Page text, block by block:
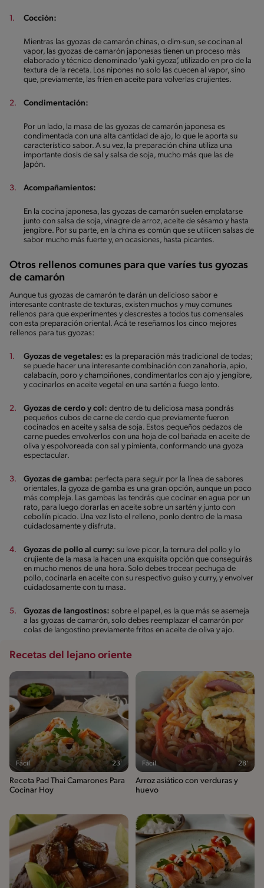
Cocción:
Mientras las gyozas de camarón chinas, o dim-sun, se cocinan al
vapor, las gyozas de camarón japonesas tienen un proceso más
elaborado y técnico denominado ‘yaki gyoza’, utilizado en pro de la
textura de la receta. Los nipones no solo las cuecen al vapor, sino
que, previamente, las fríen en aceite para volverlas crujientes.
Condimentación:
Por un lado, la masa de las gyozas de camarón japonesa es
condimentada con una alta cantidad de ajo, lo que le aporta su
característico sabor. A su vez, la preparación china utiliza una
importante dosis de sal y salsa de soja, mucho más que las de
Japón.
Acompañamientos:
En la cocina japonesa, las gyozas de camarón suelen emplatarse
junto con salsa de soja, vinagre de arroz, aceite de sésamo y hasta
jengibre. Por su parte, en la china es común que se utilicen salsas de
sabor mucho más fuerte y, en ocasiones, hasta picantes.
Otros rellenos comunes para que varíes tus gyozas
de camarón
Aunque tus gyozas de camarón te darán un delicioso sabor e
interesante contraste de texturas, existen muchos y muy comunes
rellenos para que experimentes y descrestes a todos tus comensales
con esta preparación oriental. Acá te reseñamos los cinco mejores
rellenos para tus gyozas:
Gyozas de vegetales: es la preparación más tradicional de todas;
se puede hacer una interesante combinación con zanahoria, apio,
calabacín, poro y champiñones, condimentarlos con ajo y jengibre,
y cocinarlos en aceite vegetal en una sartén a fuego lento.
Gyozas de cerdo y col: dentro de tu deliciosa masa pondrás
pequeños cubos de carne de cerdo que previamente fueron
cocinados en aceite y salsa de soja. Estos pequeños pedazos de
carne puedes envolverlos con una hoja de col bañada en aceite de
oliva y espolvoreada con sal y pimienta, conformando una gyoza
espectacular.
Gyozas de gamba: perfecta para seguir por la línea de sabores
orientales, la gyoza de gamba es una gran opción, aunque un poco
más compleja. Las gambas las tendrás que cocinar en agua por un
rato, para luego dorarlas en aceite sobre un sartén y junto con
cebollín picado. Una vez listo el relleno, ponlo dentro de la masa
cuidadosamente y disfruta.
Gyozas de pollo al curry: su leve picor, la ternura del pollo y lo
crujiente de la masa la hacen una exquisita opción que conseguirás
en mucho menos de una hora. Solo debes trocear pechuga de
pollo, cocinarla en aceite con su respectivo guiso y curry, y envolver
cuidadosamente con tu masa.
Gyozas de langostinos: sobre el papel, es la que más se asemeja
a las gyozas de camarón, solo debes reemplazar el camarón por
colas de langostino previamente fritos en aceite de oliva y ajo.
Recetas del lejano oriente
Fácil 23'
Receta Pad Thai Camarones Para
Cocinar Hoy
Fácil 28'
Arroz asiático con verduras y
huevo